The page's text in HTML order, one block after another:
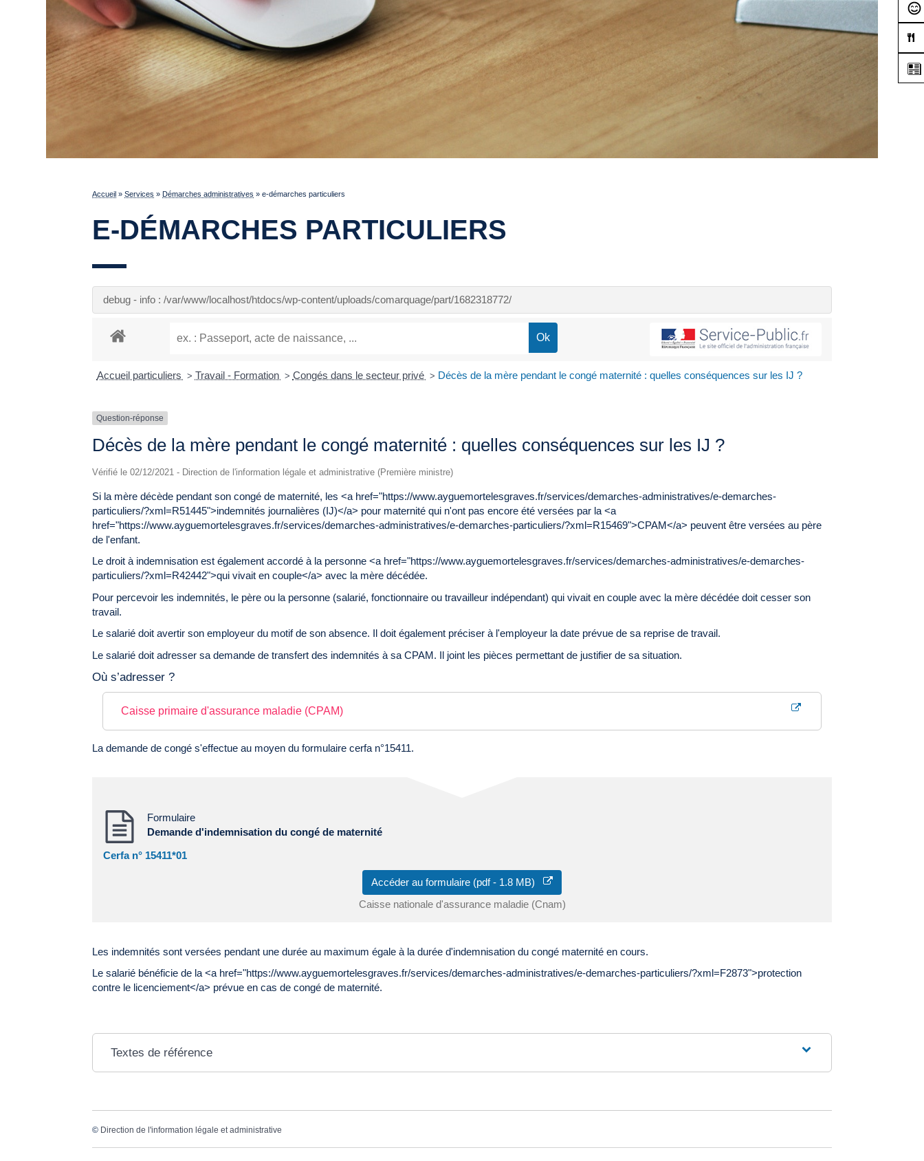
Accueil »Services » Démarches administratives »e-démarches particuliers
E-DÉMARCHES PARTICULIERS
debug - info : /var/www/localhost/htdocs/wp-content/uploads/comarquage/part/1682318772/
Accueil particuliers > Travail - Formation > Congés dans le secteur privé > Décès de la mère pendant le congé maternité : quelles conséquences sur les IJ ?
Question-réponse
Décès de la mère pendant le congé maternité : quelles conséquences sur les IJ ?
Vérifié le 02/12/2021 - Direction de l'information légale et administrative (Première ministre)
Si la mère décède pendant son congé de maternité, les <a href="https://www.ayguemortelesgraves.fr/services/demarches-administratives/e-demarches-
particuliers/?xml=R51445">indemnités journalières (IJ)</a> pour maternité qui n'ont pas encore été versées par la <a
href="https://www.ayguemortelesgraves.fr/services/demarches-administratives/e-demarches-particuliers/?xml=R15469">CPAM</a> peuvent être versées au père
de l'enfant.
Le droit à indemnisation est également accordé à la personne <a href="https://www.ayguemortelesgraves.fr/services/demarches-administratives/e-demarches-
particuliers/?xml=R42442">qui vivait en couple</a> avec la mère décédée.
Pour percevoir les indemnités, le père ou la personne (salarié, fonctionnaire ou travailleur indépendant) qui vivait en couple avec la mère décédée doit cesser son
travail.
Le salarié doit avertir son employeur du motif de son absence. Il doit également préciser à l'employeur la date prévue de sa reprise de travail.
Le salarié doit adresser sa demande de transfert des indemnités à sa CPAM. Il joint les pièces permettant de justifier de sa situation.
Où s’adresser ?
Caisse primaire d'assurance maladie (CPAM)
La demande de congé s'effectue au moyen du formulaire cerfa n°15411.
Formulaire
Demande d'indemnisation du congé de maternité
Cerfa n° 15411*01
Accéder au formulaire (pdf - 1.8 MB)
Caisse nationale d'assurance maladie (Cnam)
Les indemnités sont versées pendant une durée au maximum égale à la durée d'indemnisation du congé maternité en cours.
Le salarié bénéficie de la <a href="https://www.ayguemortelesgraves.fr/services/demarches-administratives/e-demarches-particuliers/?xml=F2873">protection
contre le licenciement</a> prévue en cas de congé de maternité.
Textes de référence
© Direction de l'information légale et administrative